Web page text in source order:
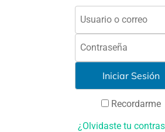
Recordarme
¿Olvidaste tu